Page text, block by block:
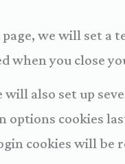
we will set a
when you close
also set up
options cookies
cookies will be